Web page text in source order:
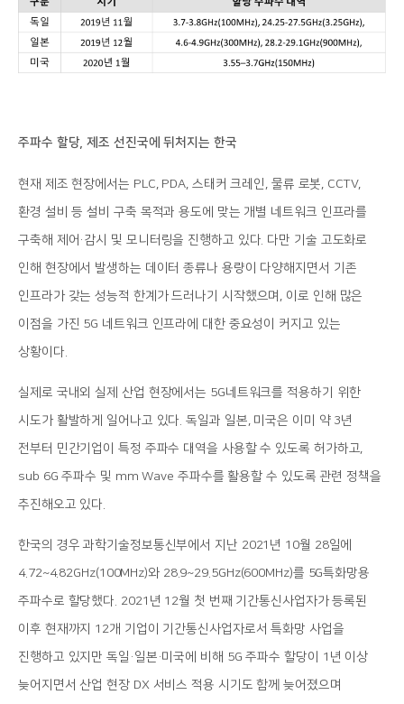
주파수 할당, 제조 선진국에 뒤처지는 한국
현재 제조 현장에서는 PLC, PDA, 스태커 크레인, 물류 로봇, CCTV,
환경 설비 등 설비 구축 목적과 용도에 맞는 개별 네트워크 인프라를
구축해 제어·감시 및 모니터링을 진행하고 있다. 다만 기술 고도화로
인해 현장에서 발생하는 데이터 종류나 용량이 다양해지면서 기존
인프라가 갖는 성능적 한계가 드러나기 시작했으며, 이로 인해 많은
이점을 가진 5G 네트워크 인프라에 대한 중요성이 커지고 있는
상황이다.
실제로 국내외 실제 산업 현장에서는 5G네트워크를 적용하기 위한
시도가 활발하게 일어나고 있다. 독일과 일본, 미국은 이미 약 3년
전부터 민간기업이 특정 주파수 대역을 사용할 수 있도록 허가하고,
sub 6G 주파수 및 mm Wave 주파수를 활용할 수 있도록 관련 정책을
추진해오고 있다.
한국의 경우 과학기술정보통신부에서 지난 2021년 10월 28일에
4.72~4.82GHz(100MHz)와 28.9~29.5GHz(600MHz)를 5G특화망용
주파수로 할당했다. 2021년 12월 첫 번째 기간통신사업자가 등록된
이후 현재까지 12개 기업이 기간통신사업자로서 특화망 사업을
진행하고 있지만 독일·일본·미국에 비해 5G 주파수 할당이 1년 이상
늦어지면서 산업 현장 DX 서비스 적용 시기도 함께 늦어졌으며